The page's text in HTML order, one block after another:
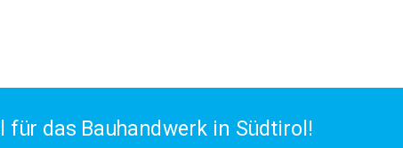
das Bauhandwerk in Südtirol!